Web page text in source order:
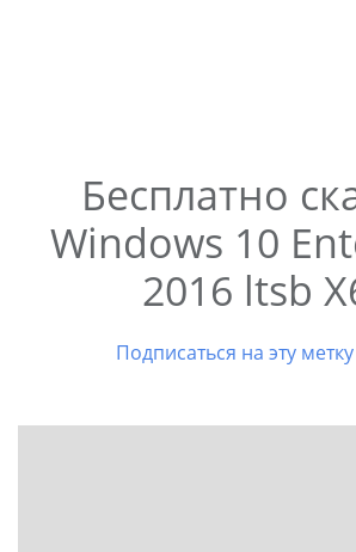
Бесплатно
Windows 10
2016 ltsb
Подписаться на эту метку